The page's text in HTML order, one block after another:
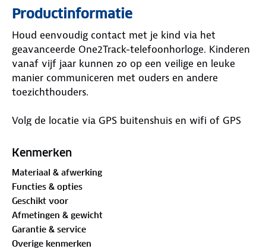
Productinformatie
Houd eenvoudig contact met je kind via het
geavanceerde One2Track-telefoonhorloge. Kinderen
vanaf vijf jaar kunnen zo op een veilige en leuke
manier communiceren met ouders en andere
toezichthouders.
Volg de locatie via GPS buitenshuis en wifi of GPS
zoekfunctie voor het horloge en ontvang
lege batterij.
Kenmerken
Materiaal & afwerking
Functies & opties
Geschikt voor
Afmetingen & gewicht
Garantie & service
Overige kenmerken